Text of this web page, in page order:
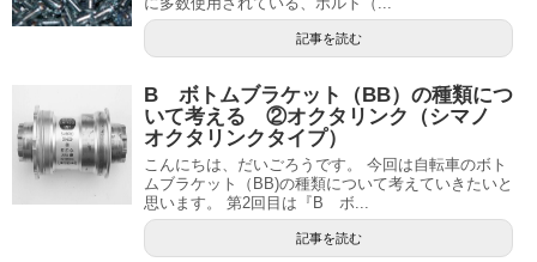
記事を読む
B ボトムブラケット（BB）の種類につ
いて考える ②オクタリンク（シマノ
オクタリンクタイプ）
こんにちは、だいごろうです。 今回は自転車のボト
ムブラケット（BB)の種類について考えていきたいと
思います。 第2回目は『B ボ...
記事を読む